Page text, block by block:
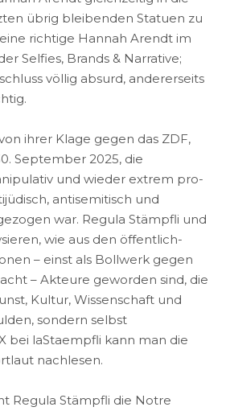
übrig bleibenden Statuen zu
richtige Hannah Arendt im
Selfies, Brands & Narrative;
völlig absurd, andererseits
ihrer Klage gegen das ZDF,
September 2025, die
und wieder extrem pro-
antisemitisch und
war. Regula Stämpfli und
wie aus den öffentlich-
– einst als Bollwerk gegen
– Akteure geworden sind, die
Kultur, Wissenschaft und
sondern selbst
bei laStaempfli kann man die
nachlesen.
Regula Stämpfli die Notre